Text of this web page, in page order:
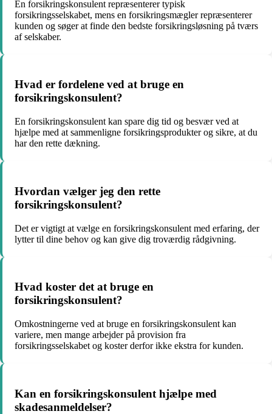
En forsikringskonsulent repræsenterer typisk
forsikringsselskabet, mens en forsikringsmægler repræsenterer
kunden og søger at finde den bedste forsikringsløsning på tværs
af selskaber.
Hvad er fordelene ved at bruge en
forsikringskonsulent?
En forsikringskonsulent kan spare dig tid og besvær ved at
hjælpe med at sammenligne forsikringsprodukter og sikre, at du
har den rette dækning.
Hvordan vælger jeg den rette
forsikringskonsulent?
Det er vigtigt at vælge en forsikringskonsulent med erfaring, der
lytter til dine behov og kan give dig troværdig rådgivning.
Hvad koster det at bruge en
forsikringskonsulent?
Omkostningerne ved at bruge en forsikringskonsulent kan
variere, men mange arbejder på provision fra
forsikringsselskabet og koster derfor ikke ekstra for kunden.
Kan en forsikringskonsulent hjælpe med
skadesanmeldelser?